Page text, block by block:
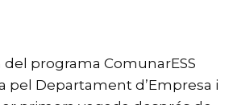
del programa ComunarESS
pel Departament d’Empresa i